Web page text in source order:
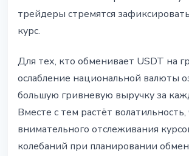
трейдеры стремятся
курс.
Для тех, кто обменивает USDT на
ослабление национальной валюты
большую гривневую выручку за
Вместе с тем растёт
внимательного отслеживания
колебаний при планировании